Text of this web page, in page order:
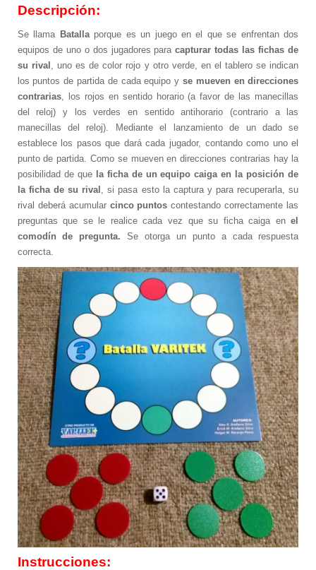
Descripción:
Se llama Batallaporque es un juego en el que se enfrentan dos
equipos de uno o dos jugadores paracapturar todas las fichas de
su rival , uno es de color rojo y otro verde, en el tablero se indican
los puntos de partida de cada equipo y se mueven en direcciones
contrarias, los rojos en sentido horario (a favor de las manecillas
del reloj) y los verdes en sentido antihorario (contrario a las
manecillas del reloj). Mediante el lanzamiento de un dado se
establece los pasos que dará cada jugador, contando como uno el
punto de partida. Como se mueven en direcciones contrarias hay la
posibilidad de que la ficha de un equipo caiga en la posición de
la ficha de su rival , si pasa esto la captura y para recuperarla, su
rival deberá acumular cinco puntos contestando correctamente las
preguntas que se le realice cada vez que su ficha caiga enel
comodín de pregunta. Se otorga un punto a cada respuesta
correcta.
Instrucciones: